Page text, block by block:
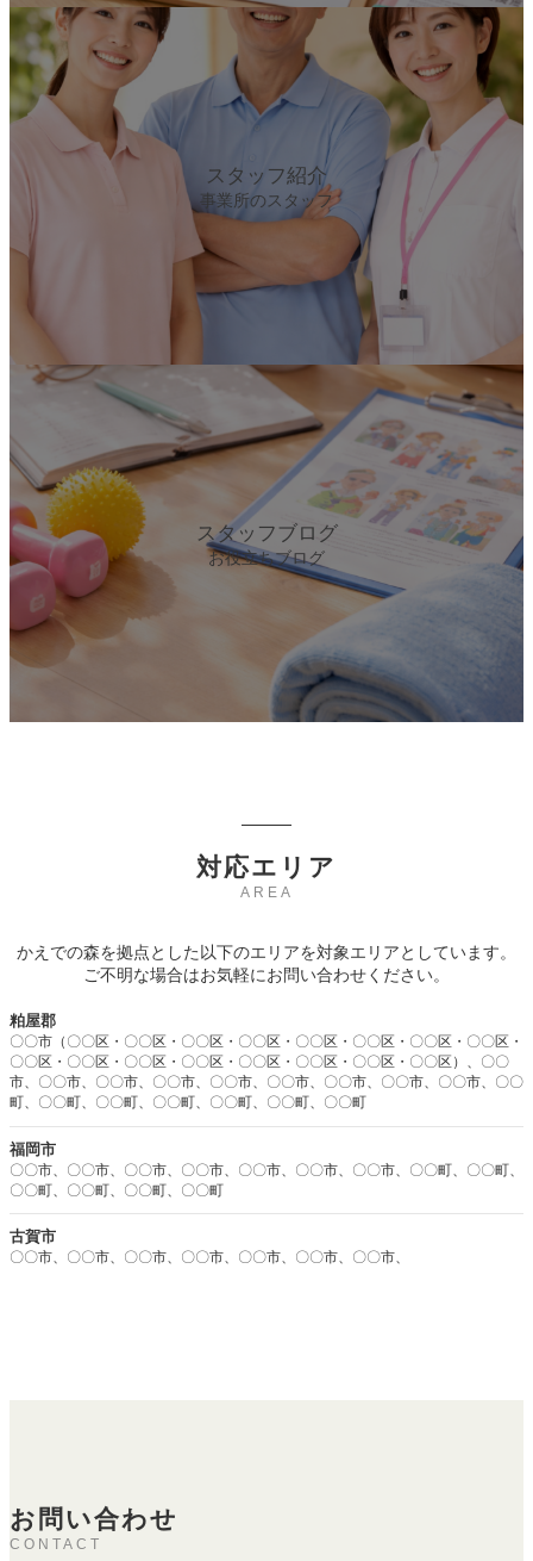
スタッフ紹介
事業所のスタッフ
カ
バ
ー
ン
ク
スタッフブログ
お役立ちブログ
ン
対応エリア
AREA
かえでの森を拠点とした以下のエリアを対象エリアとしています。
ご不明な場合はお気軽にお問い合わせください。
粕屋郡
〇〇市（〇〇区・〇〇区・〇〇区・〇〇区・〇〇区・〇〇区・〇〇区・〇〇区・
〇〇区・〇〇区・〇〇区・〇〇区・〇〇区・〇〇区・〇〇区・〇〇区）、〇〇
市、〇〇市、〇〇市、〇〇市、〇〇市、〇〇市、〇〇市、〇〇市、〇〇市、〇〇
町、〇〇町、〇〇町、〇〇町、〇〇町、〇〇町、〇〇町
福岡市
〇〇市、〇〇市、〇〇市、〇〇市、〇〇市、〇〇市、〇〇市、〇〇町、〇〇町、
〇〇町、〇〇町、〇〇町、〇〇町
古賀市
〇〇市、〇〇市、〇〇市、〇〇市、〇〇市、〇〇市、〇〇市、
お問い合わせ
CONTACT